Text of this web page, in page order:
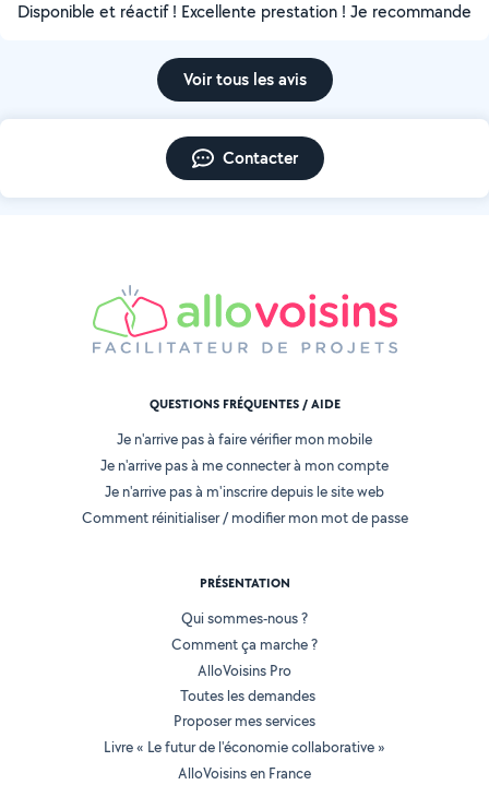
Disponible et réactif ! Excellente prestation ! Je recommande
Voir tous les avis
Contacter
QUESTIONS FRÉQUENTES / AIDE
Je n'arrive pas à faire vérifier mon mobile
Je n'arrive pas à me connecter à mon compte
Je n'arrive pas à m'inscrire depuis le site web
Comment réinitialiser / modifier mon mot de passe
PRÉSENTATION
Qui sommes-nous ?
Comment ça marche ?
AlloVoisins Pro
Toutes les demandes
Proposer mes services
Livre « Le futur de l'économie collaborative »
AlloVoisins en France